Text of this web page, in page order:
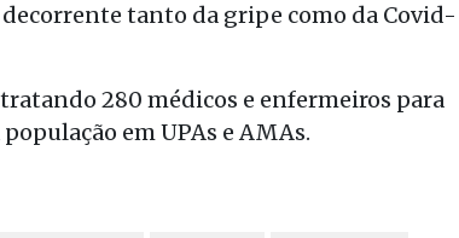
tanto da gripe como da Covid-
280 médicos e enfermeiros para
em UPAs e AMAs.